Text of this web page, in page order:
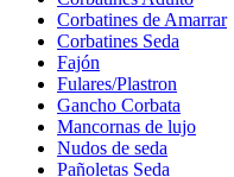
Corbatines de Amarrar
Corbatines Seda
Fajón
Fulares/Plastron
Gancho Corbata
Mancornas de lujo
Nudos de seda
Pañoletas Seda